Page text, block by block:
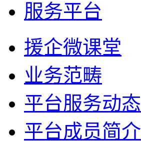
服务平台
援企微课堂
业务范畴
平台服务动态
平台成员简介